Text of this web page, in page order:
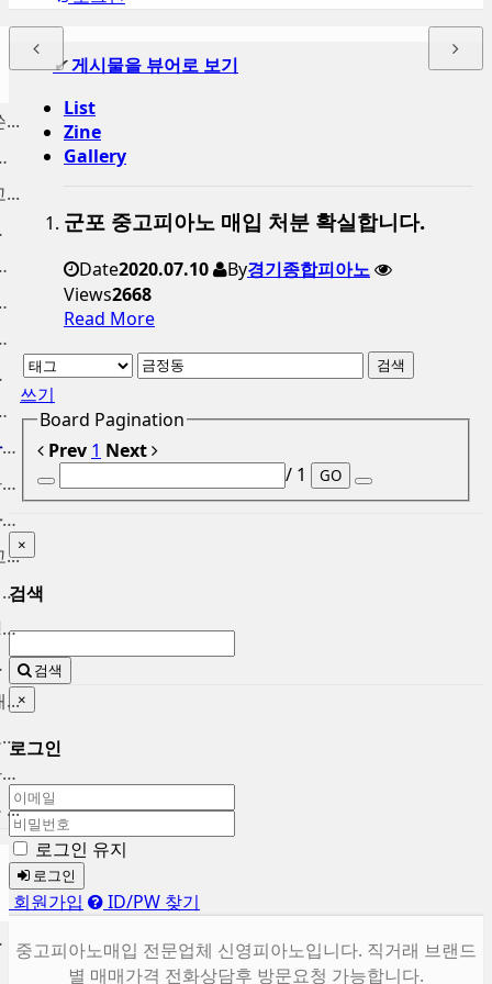
✔게시물을 뷰어로 보기
List
Zine
Gallery
군포 중고피아노 매입 처분 확실합니다.
Date2020.07.10 By경기종합피아노
Views2668
Read More
검색
쓰기
Board Pagination
Prev 1 Next
/ 1
GO
...
동 고...
...
...
중고피...
, 신도...
, 사당...
입
노 매...
인천중고피아노 고가에 피아노...
중고피아노처분 가격 높은가격...
인천중고피아노 매입 합니다. ...
...
중고피아노팔기 매입후 가치를...
중고피아노시세 브랜드별 정직...
...
...
마포중고피아노 시세대비 고가...
용산 중고피아노 매입합니다. ...
...
다.
×
검색
검색
×
로그인
로그인 유지
로그인
회원가입
ID/PW 찾기
중고피아노매입 전문업체 신영피아노입니다. 직거래 브랜드
별 매매가격 전화상담후 방문요청 가능합니다.